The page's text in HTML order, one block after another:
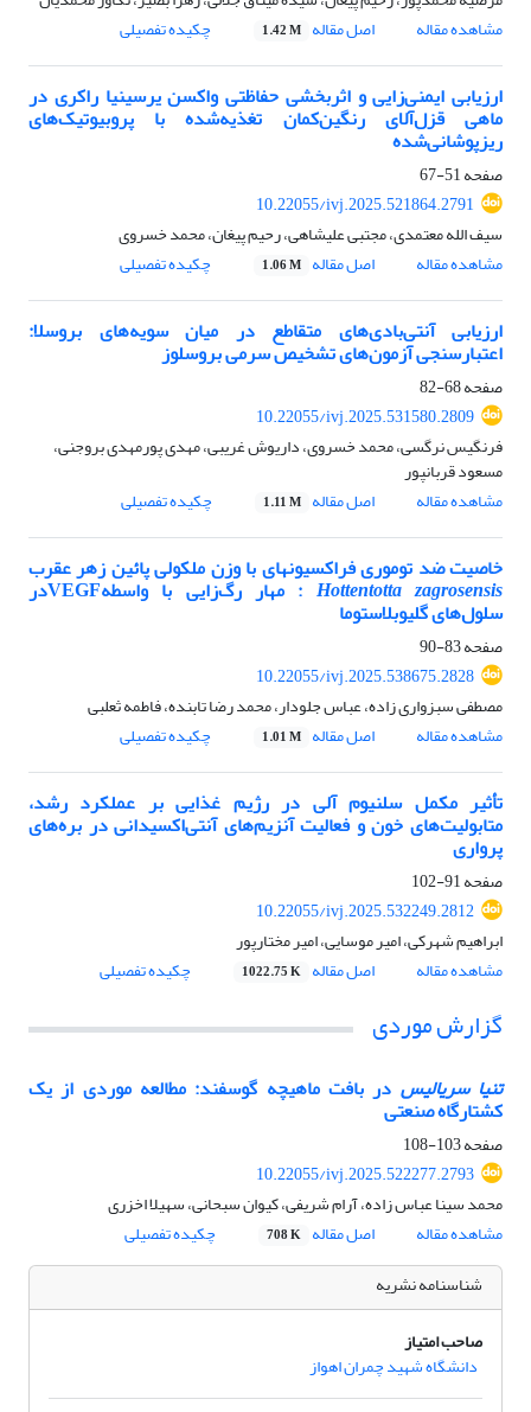
مشاهده مقاله
اصل مقاله 1.42 M چکیده تفصیلی
ارزیابی ایمنی‌زایی و اثربخشی حفاظتی واکسن یرسینیا راکری در
ماهی قزل‌آلای رنگین‌کمان تغذیه‌شده با پروبیوتیک‌های
ریزپوشانی‌شده
صفحه51-67
10.22055/ivj.2025.521864.2791
سیف الله معتمدی، مجتبی علیشاهی، رحیم پیغان، محمد خسروی
مشاهده مقاله
اصل مقاله 1.06 M چکیده تفصیلی
ارزیابی آنتی‌بادی‌های متقاطع در میان سویه‌های بروسلا:
اعتبارسنجی آزمون‌های تشخیص سرمی بروسلوز
صفحه68-82
10.22055/ivj.2025.531580.2809
فرنگیس نرگسی، محمد خسروی، داریوش غریبی، مهدی پورمهدی بروجنی،
مسعود قربانپور
مشاهده مقاله
اصل مقاله 1.11 M چکیده تفصیلی
خاصیت ضد توموری فراکسیون­های با وزن ملکولی پائین زهر عقرب
Hottentotta zagrosensis : مهار رگ‌زایی با واسطهVEGFدر
سلول‌های گلیوبلاستوما
صفحه83-90
10.22055/ivj.2025.538675.2828
مصطفی سبزواری زاده، عباس جلودار، محمد رضا تابنده، فاطمه ثعلبی
مشاهده مقاله
اصل مقاله 1.01 M چکیده تفصیلی
تأثیر مکمل سلنیوم آلی در رژیم غذایی بر عملکرد رشد،
متابولیت‌های خون و فعالیت آنزیم‌های آنتی‌اکسیدانی در بره‌های
پرواری
صفحه91-102
10.22055/ivj.2025.532249.2812
ابراهیم شهرکی، امیر موسایی، امیر مختارپور
مشاهده مقاله
اصل مقاله 1022.75 K چکیده تفصیلی
گزارش موردی
تنیا سریالیس در بافت ماهیچه گوسفند: مطالعه موردی از یک
کشتارگاه صنعتی
صفحه103-108
10.22055/ivj.2025.522277.2793
محمد سینا عباس زاده، آرام شریفی، کیوان سبحانی، سهیلا اخزری
مشاهده مقاله
اصل مقاله 708 K
چکیده تفصیلی
شناسنامه نشریه
صاحب امتیاز
دانشگاه شهید چمران اهواز